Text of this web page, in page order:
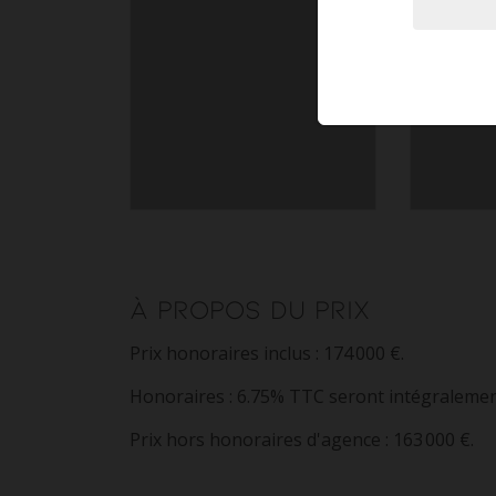
À propos du prix
Prix honoraires inclus : 174 000 €.
Honoraires : 6.75% TTC seront
Prix hors honoraires d'agence : 163 000 €.